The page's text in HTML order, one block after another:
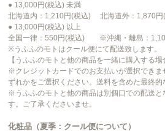
● 13,000円(税込) 未満
北海道内：1,210円(税込) 北海道外：1,870
● 13,000円(税込) 以上
全国一律：550円(税込) ※沖縄・離島：
※うふふのモトはクール便にて配送致します。
【うふふのモトと他の商品を一緒に購入する場
※クレジットカードでのお支払いが選択でき
ずれかをご選択ください。送料を含めた最終
※うふふのモトと他の商品は別個口での配送
す。ご了承くださいませ。
化粧品（夏季：クール便について）